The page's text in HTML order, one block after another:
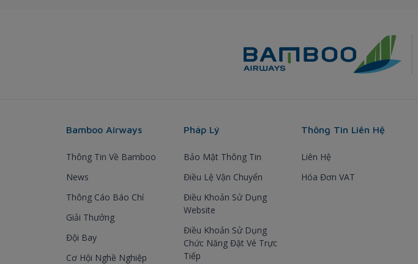
Bamboo Airways
Thông Tin Về Bamboo
News
Thông Cáo Báo Chí
Giải Thưởng
Đội Bay
Cơ Hội Nghề Nghiệp
Pháp Lý
Bảo Mật Thông Tin
Điều Lệ Vận Chuyển
Điều Khoản Sử Dụng
Website
Điều Khoản Sử Dụng
Chức Năng Đặt Vé Trực
Tiếp
Thông Tin Liên Hệ
Liên Hệ
Hóa Đơn VAT